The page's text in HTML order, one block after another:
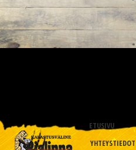
ETUSIVU
YHTEYSTIEDOT